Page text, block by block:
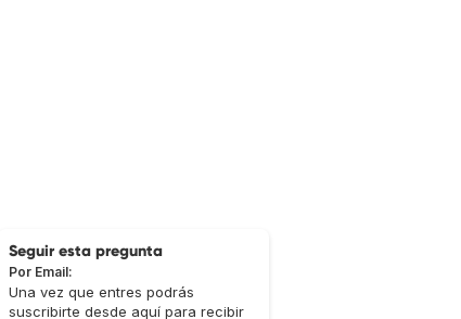
Seguir esta pregunta
Por Email:
Una vez que entres podrás
suscribirte desde aquí para recibir